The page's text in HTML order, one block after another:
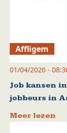
Affligem
01/04/2026 -
Job kansen
jobbeurs in
Meer lezen